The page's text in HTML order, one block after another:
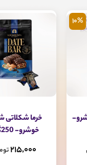
خرما شکلاتی
250گرم
193,500